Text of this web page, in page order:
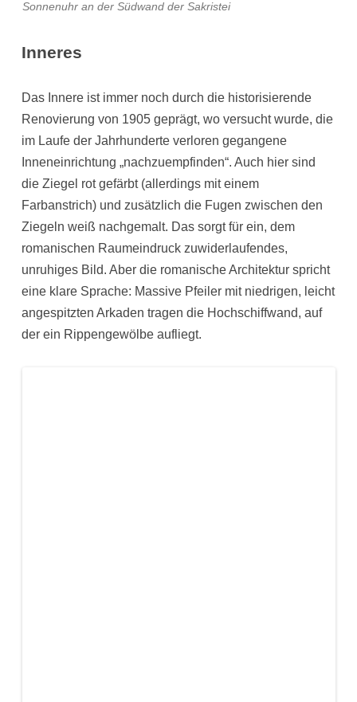
Sonnenuhr an der Südwand der Sakristei
Inneres
Das Innere ist immer noch durch die historisierende
Renovierung von 1905 geprägt, wo versucht wurde, die
im Laufe der Jahrhunderte verloren gegangene
Inneneinrichtung „nachzuempfinden“. Auch hier sind
die Ziegel rot gefärbt (allerdings mit einem
Farbanstrich) und zusätzlich die Fugen zwischen den
Ziegeln weiß nachgemalt. Das sorgt für ein, dem
romanischen Raumeindruck zuwiderlaufendes,
unruhiges Bild. Aber die romanische Architektur spricht
eine klare Sprache: Massive Pfeiler mit niedrigen, leicht
angespitzten Arkaden tragen die Hochschiffwand, auf
der ein Rippengewölbe aufliegt.